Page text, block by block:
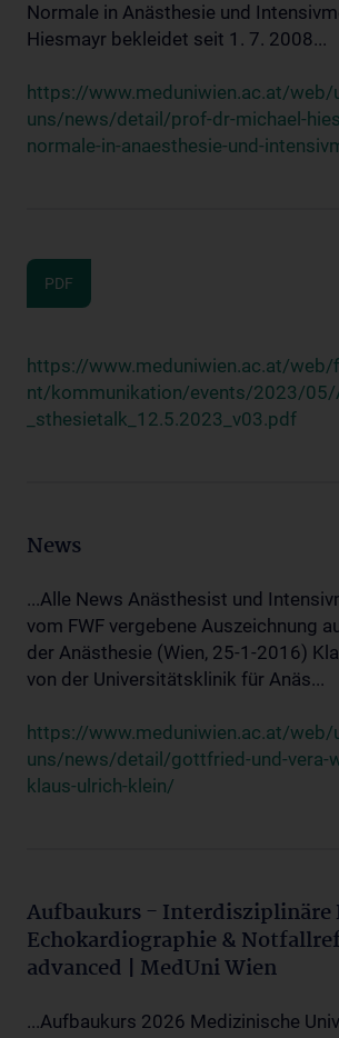
Normale in Anästhesie und
Hiesmayr bekleidet seit 1. 7. 2008...
https://www.meduniwien.ac.at/web/
uns/news/detail/prof-dr-michael-
normale-in-anaesthesie-und-
PDF
https://www.meduniwien.ac.at/
nt/kommunikation/events/2023/05/
_sthesietalk_12.5.2023_v03.pdf
News
...Alle News Anästhesist und
vom FWF vergebene Auszeichnung
der Anästhesie (Wien, 25-1-2016)
von der Universitätsklinik für Anäs...
https://www.meduniwien.ac.at/web/
uns/news/detail/gottfried-und-vera-
klaus-ulrich-klein/
Aufbaukurs - Interdisziplinäre
Echokardiographie &
advanced | MedUni Wien
...Aufbaukurs 2026 Medizinische